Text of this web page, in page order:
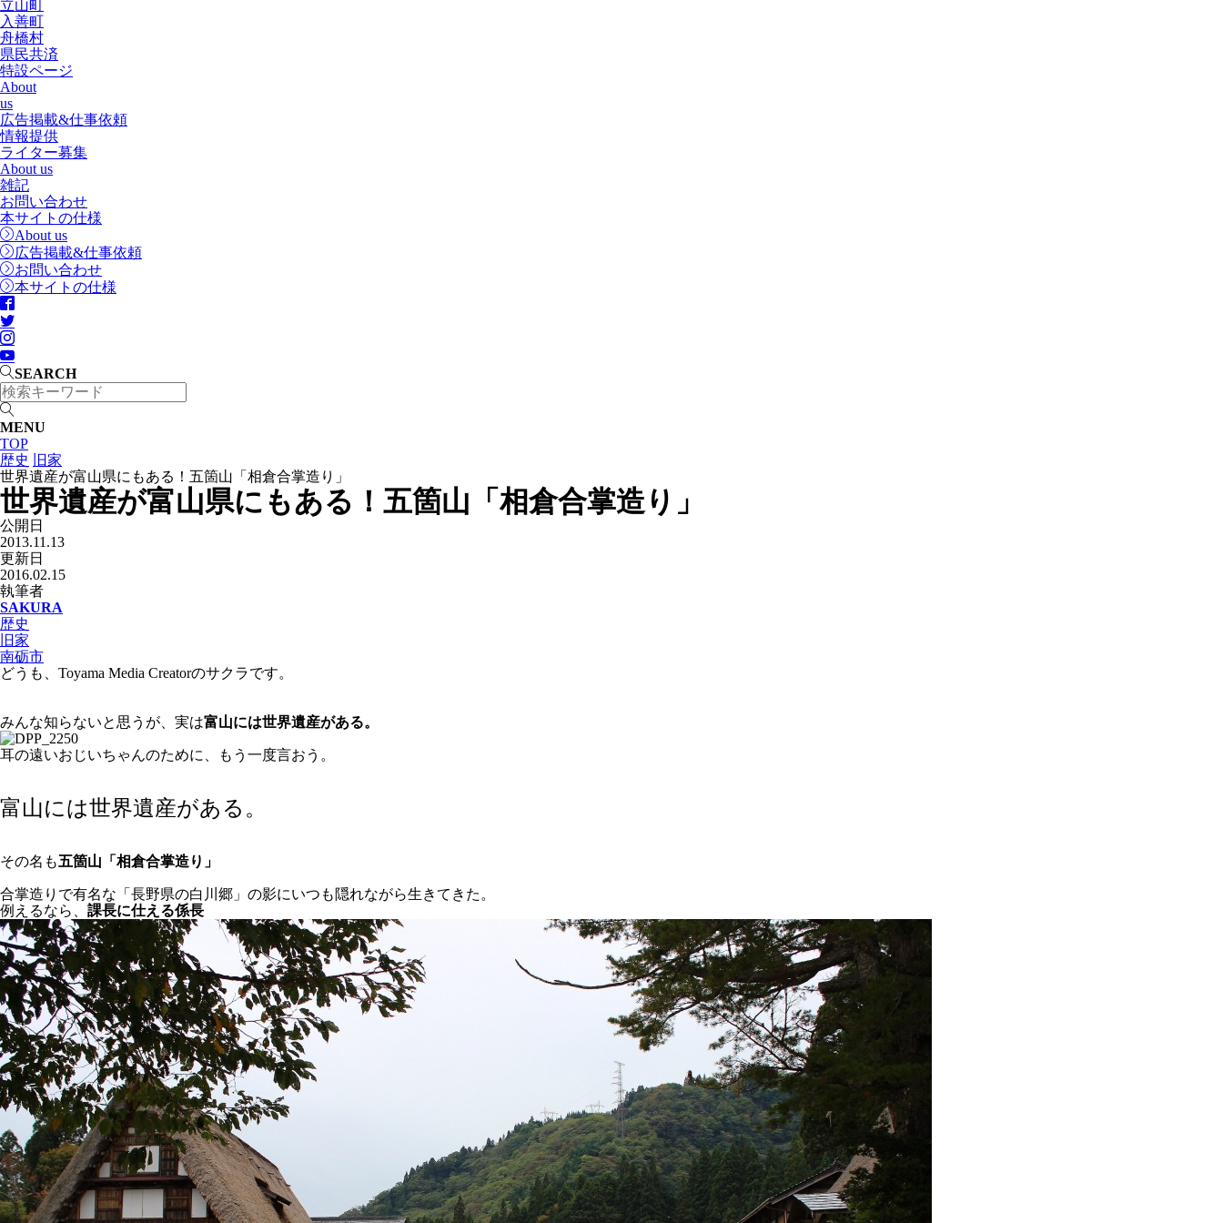
立山町
入善町
舟橋村
県民共済
特設ページ
About
us
広告掲載&仕事依頼
情報提供
ライター募集
About us
雑記
お問い合わせ
本サイトの仕様
About us
広告掲載&仕事依頼
お問い合わせ
本サイトの仕様
SEARCH
MENU
TOP
歴史
旧家
世界遺産が富山県にもある！五箇山「相倉合掌造り」
世界遺産が富山県にもある！五箇山「相倉合掌造り」
公開日
2013.11.13
更新日
2016.02.15
執筆者
SAKURA
歴史
旧家
南砺市
どうも、Toyama Media Creatorのサクラです。
みんな知らないと思うが、実は富山には世界遺産がある。
耳の遠いおじいちゃんのために、もう一度言おう。
富山には世界遺産がある。
その名も五箇山「相倉合掌造り」
合掌造りで有名な「長野県の白川郷」の影にいつも隠れながら生きてきた。
例えるなら、 課長に仕える係長